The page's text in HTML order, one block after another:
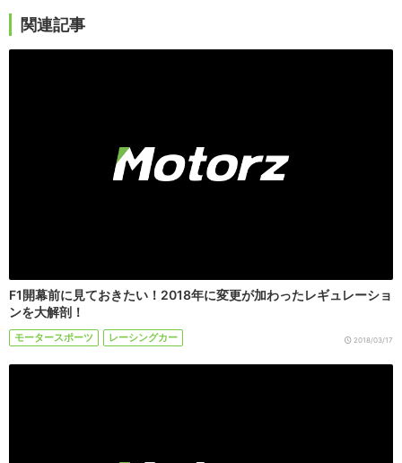
関連記事
F1開幕前に見ておきたい！2018年に変更が加わったレギュレーショ
ンを大解剖！
モータースポーツ レーシングカー 2018/03/17